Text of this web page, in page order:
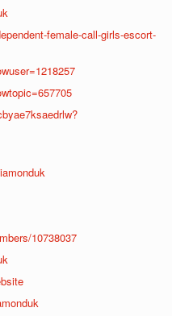
female-call-girls-escort-
10738037